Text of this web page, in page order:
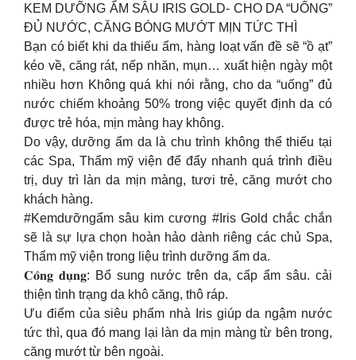
KEM DƯỠNG ẨM SÂU IRIS GOLD- CHO DA “UỐNG”
ĐỦ NƯỚC, CĂNG BÓNG MƯỚT MỊN TỨC THÌ
Bạn có biết khi da thiếu ẩm, hàng loạt vấn đề sẽ “ồ ạt”
kéo về, căng rát, nếp nhăn, mụn… xuất hiện ngày một
nhiều hơn Không quá khi nói rằng, cho da “uống” đủ
nước chiếm khoảng 50% trong việc quyết định da có
được trẻ hóa, mịn màng hay không.
Do vậy, dưỡng ẩm da là chu trình không thể thiếu tại
các Spa, Thẩm mỹ viện để đẩy nhanh quá trình điều
trị, duy trì làn da mịn màng, tươi trẻ, căng mướt cho
khách hàng.
#Kemdưỡngẩm sâu kim cương #Iris Gold chắc chắn
sẽ là sự lựa chọn hoàn hảo dành riêng các chủ Spa,
Thẩm mỹ viện trong liệu trình dưỡng ẩm da.
𝐂𝐨̂𝐧𝐠 𝐝𝐮̣𝐧𝐠: Bổ sung nước trên da, cấp ẩm sâu. cải
thiện tình trạng da khô căng, thô ráp.
Ưu điểm của siêu phẩm nhà Iris giúp da ngậm nước
tức thì, qua đó mang lại làn da mịn màng từ bên trong,
căng mướt từ bên ngoài.